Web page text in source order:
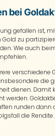
bei
gefallen ist,
zu
Wie auch
verschiedene
die
dienen. Damit
werden.
runden
die Rendite.